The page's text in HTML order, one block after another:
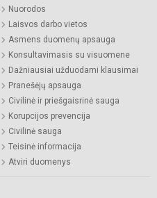
Nuorodos
Laisvos darbo vietos
Asmens duomenų apsauga
Konsultavimasis su visuomene
Dažniausiai užduodami klausimai
Pranešėjų apsauga
Civilinė ir priešgaisrinė sauga
Korupcijos prevencija
Civilinė sauga
Teisinė informacija
Atviri duomenys